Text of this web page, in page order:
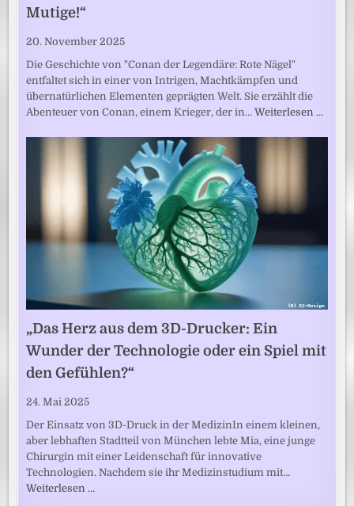
Mutige!“
20. November 2025
Die Geschichte von "Conan der Legendäre: Rote Nägel"
entfaltet sich in einer von Intrigen, Machtkämpfen und
übernatürlichen Elementen geprägten Welt. Sie erzählt die
Abenteuer von Conan, einem Krieger, der in…Weiterlesen …
„Das Herz aus dem 3D-Drucker: Ein
Wunder der Technologie oder ein Spiel mit
den Gefühlen?“
24. Mai 2025
Der Einsatz von 3D-Druck in der MedizinIn einem kleinen,
aber lebhaften Stadtteil von München lebte Mia, eine junge
Chirurgin mit einer Leidenschaft für innovative
Technologien. Nachdem sie ihr Medizinstudium mit…
Weiterlesen …